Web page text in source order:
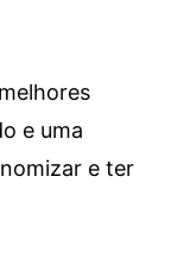
e uma
e ter